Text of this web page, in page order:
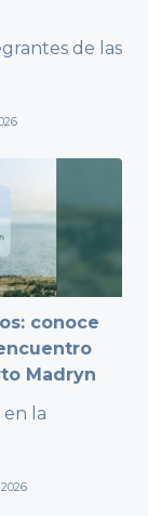
de las
conoce
Madryn
la